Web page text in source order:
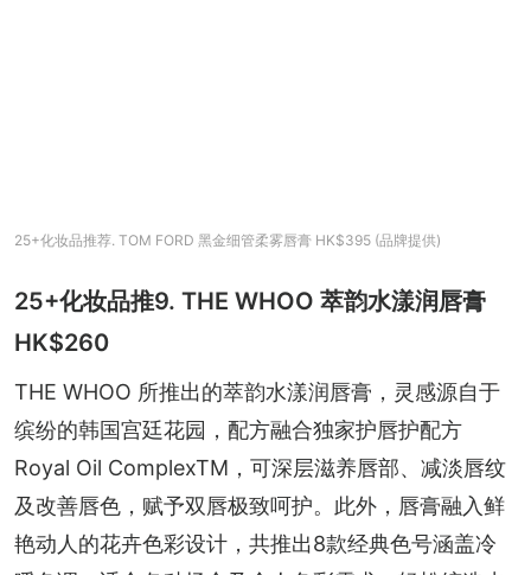
25+化妆品推荐. TOM FORD 黑金细管柔雾唇膏 HK$395 (品牌提供)
25+化妆品推9. THE WHOO 萃韵水漾润唇膏
HK$260
THE WHOO 所推出的萃韵水漾润唇膏，灵感源自于
缤纷的韩国宫廷花园，配方融合独家护唇护配方
Royal Oil ComplexTM，可深层滋养唇部、减淡唇纹
及改善唇色，赋予双唇极致呵护。此外，唇膏融入鲜
艳动人的花卉色彩设计，共推出8款经典色号涵盖冷